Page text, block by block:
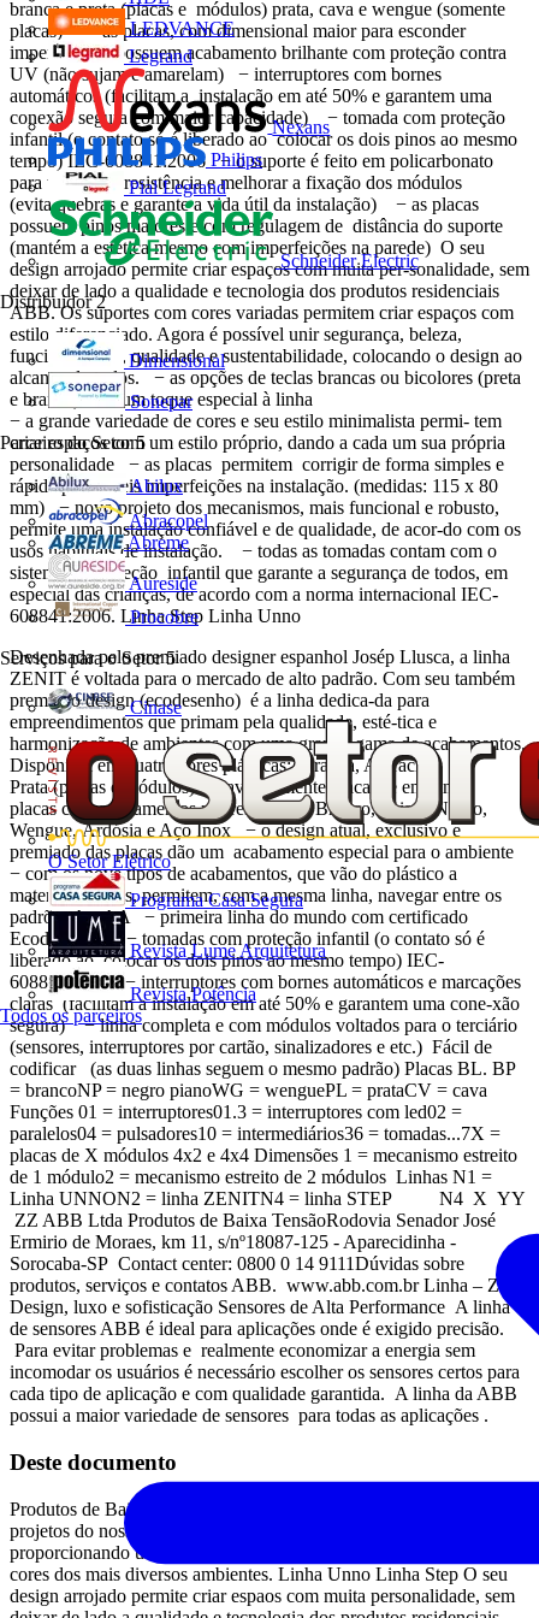
LEDVANCE
Legrand
Nexans
Philips
Pial Legrand
Schneider Electric
Distribuidor 2
Dimensional
Sonepar
Parceiro do Setor 5
Abilux
Abracopel
Abreme
Aureside
Procobre
Serviços para o Setor 5
Cinase
O Setor Elétrico
Programa Casa Segura
Revista Lume Arquitetura
Revista Potência
Todos os parceiros
branca e preta (placas e módulos) prata, cava e wengue (somente
placas) − as placas, com dimensional maior para esconder
imperfeições, possuem acabamento brilhante com proteção contra
UV (não sujam e amarelam) − interruptores com bornes
automáticos (facilitam a instalação em até 50% e garantem uma
conexão segura com maior capacidade) − tomada com proteção
infantil (o contato só é liberado ao colocar os dois pinos ao mesmo
tempo) IEC-608841:2006 − o suporte é feito em policarbonato
para ter maior resistência e melhorar a fixação dos módulos
(evita quebras e garante a vida útil da instalação) − as placas
possuem pinos maiores e com regulagem de distância do suporte
(mantém a estética mesmo com imperfeições na parede) O seu
design arrojado permite criar espaços com muita per-sonalidade, sem
deixar de lado a qualidade e tecnologia dos produtos residenciais
ABB. Os suportes com cores variadas permitem criar espaços com
estilo diferenciado. Agora é possível unir segurança, beleza,
funcionalidade, qualidade e sustentabilidade, colocando o design ao
alcance de todos. − as opções de teclas brancas ou bicolores (preta
e branca) dão um toque especial à linha
− a grande variedade de cores e seu estilo minimalista permi- tem
criar espaços com um estilo próprio, dando a cada um sua própria
personalidade − as placas permitem corrigir de forma simples e
rápida possí- veis imperfeições na instalação. (medidas: 115 x 80
mm) − novo projeto dos mecanismos, mais funcional e robusto,
permite uma instalação confiável e de qualidade, de acor-do com os
usos habituais de instalação. − todas as tomadas contam com o
sistema de proteção infantil que garante a segurança de todos, em
especial das crianças, de acordo com a norma internacional IEC-
608841:2006. Linha Step Linha Unno
Desenhada pelo premiado designer espanhol Josép Llusca, a linha
ZENIT é voltada para o mercado de alto padrão. Com seu também
premiado design (ecodesenho) é a linha dedica-da para
empreendimentos que primam pela qualidade, esté-tica e
harmonização de ambientes com uma grande gama de acabamentos.
Disponível em quatro cores plásticas: Branca, Antracita,
Prata (placas e módulos) e Cava (somente placas) e em cinco
placas com acabamentos nobres: Cristal Branco, Cristal Negro,
Wengue, Ardósia e Aço Inox − o design atual, exclusivo e
premiado das placas dão um acabamento especial para o ambiente
− com os nove tipos de acabamentos, que vão do plástico a
materiais nobres, permitem, com a mesma linha, navegar entre os
padrões A e AA − primeira linha do mundo com certificado
Ecodesenho. − tomadas com proteção infantil (o contato só é
liberado ao colocar os dois pinos ao mesmo tempo) IEC-
608841:2006 − interruptores com bornes automáticos e marcações
claras (facilitam a instalação em até 50% e garantem uma cone-xão
segura) − linha completa e com módulos voltados para o terciário
(sensores, interruptores por cartão, sinalizadores e etc.) Fácil de
codificar (as duas linhas seguem o mesmo padrão) Placas BL. BP
= brancoNP = negro pianoWG = wenguePL = prataCV = cava
Funções 01 = interruptores01.3 = interruptores com led02 =
paralelos04 = pulsadores10 = intermediários36 = tomadas...7X =
placas de X módulos 4x2 e 4x4 Dimensões 1 = mecanismo estreito
de 1 módulo2 = mecanismo estreito de 2 módulos Linhas N1 =
Linha UNNON2 = linha ZENITN4 = linha STEP N4 X YY
ZZ ABB Ltda Produtos de Baixa TensãoRodovia Senador José
Ermirio de Moraes, km 11, s/nº18087-125 - Aparecidinha -
Sorocaba-SP Contact center: 0800 0 14 9111Dúvidas sobre
produtos, serviços e contatos ABB. www.abb.com.br Linha – Zenit
Design, luxo e sofisticação Sensores de Alta Performance A linha
de sensores ABB é ideal para aplicações onde é exigido precisão.
Para evitar problemas e realmente economizar a energia sem
incomodar os usuários é necessário escolher os sensores certos para
cada tipo de aplicação e com qualidade garantida. A linha da ABB
possui a maior variedade de sensores para todas as aplicações .
Deste documento
Produtos de Baixa Tenso Produtos residenciais Orientado para
projetos do nosso dia a dia, alia qualidade e funcionalidade,
proporcionando um acabamento de requinte, valorizando linhas e
cores dos mais diversos ambientes. Linha Unno Linha Step O seu
design arrojado permite criar espaos com muita personalidade, sem